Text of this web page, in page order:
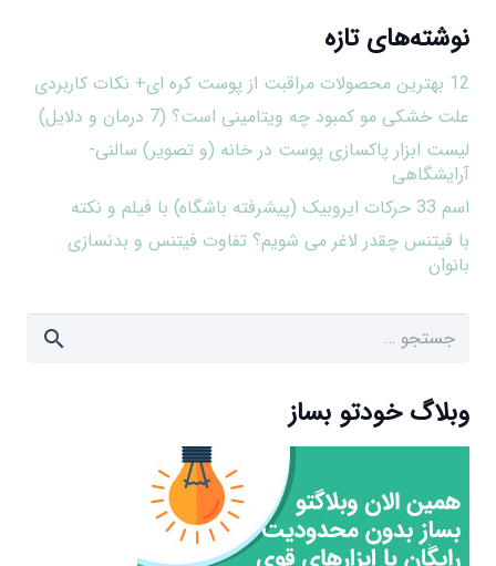
نوشته‌های تازه
12 بهترین محصولات مراقبت از پوست کره ای+ نکات کاربردی
علت خشکی مو کمبود چه ویتامینی است؟ (7 درمان و دلایل)
لیست ابزار پاکسازی پوست در خانه (و تصویر) سالنی-
آرایشگاهی
اسم 33 حرکات ایروبیک (پیشرفته باشگاه) با فیلم و نکته
با فیتنس چقدر لاغر می شویم؟ تفاوت فیتنس و بدنسازی
بانوان
جستجو
وبلاگ خودتو بساز